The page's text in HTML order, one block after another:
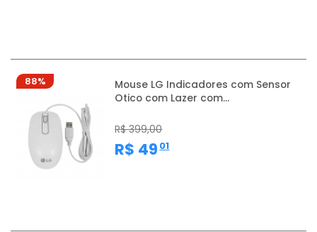
88%
Mouse LG Indicadores com Sensor
Otico com Lazer com...
R$ 399,00
R$ 49 ,01